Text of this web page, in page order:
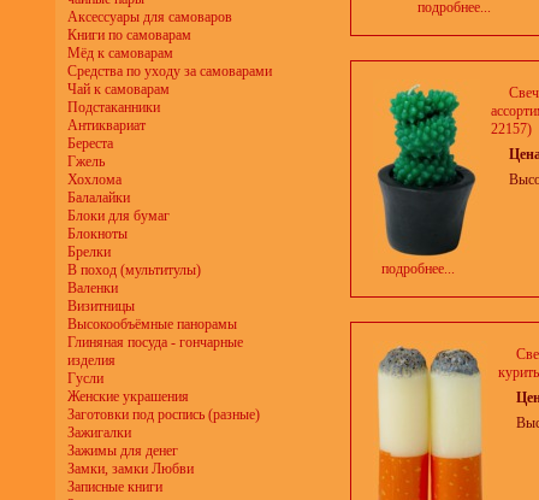
Аксессуары для самоваров
Книги по самоварам
Мёд к самоварам
Средства по уходу за самоварами
Чай к самоварам
Подстаканники
Антиквариат
Береста
Гжель
Хохлома
Балалайки
Блоки для бумаг
Блокноты
Брелки
В поход (мультитулы)
Валенки
Визитницы
Высокообъёмные панорамы
Глиняная посуда - гончарные
изделия
Гусли
Женские украшения
Заготовки под роспись (разные)
Зажигалки
Зажимы для денег
Замки, замки Любви
Записные книги
подробнее...
подробнее...
22157)